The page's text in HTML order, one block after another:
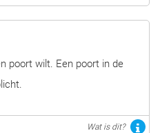
poort wilt. Een poort in de
Wat is dit?